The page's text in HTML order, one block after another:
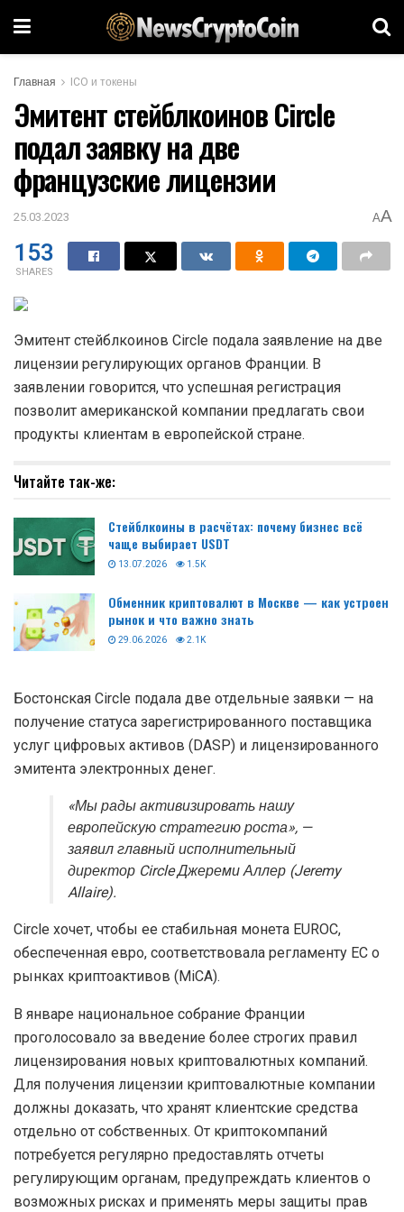
Главная ICO и токены
Эмитент стейблкоинов Circle
подал заявку на две
французские лицензии
25.03.2023 AA
153
SHARES
Эмитент стейблкоинов Circle подала заявление на две
лицензии регулирующих органов Франции. В
заявлении говорится, что успешная регистрация
позволит американской компании предлагать свои
продукты клиентам в европейской стране.
Читайте так-же:
Стейблкоины в расчётах: почему бизнес всё
чаще выбирает USDT
13.07.2026 1.5K
Обменник криптовалют в Москве — как устроен
рынок и что важно знать
29.06.2026 2.1K
Бостонская Circle подала две отдельные заявки — на
получение статуса зарегистрированного поставщика
услуг цифровых активов (DASP) и лицензированного
эмитента электронных денег.
«Мы рады активизировать нашу
европейскую стратегию роста», —
заявил главный исполнительный
директор Circle Джереми Аллер (Jeremy
Allaire).
Circle хочет, чтобы ее стабильная монета EUROC,
обеспеченная евро, соответствовала регламенту ЕС о
рынках криптоактивов (MiCA).
В январе национальное собрание Франции
проголосовало за введение более строгих правил
лицензирования новых криптовалютных компаний.
Для получения лицензии криптовалютные компании
должны доказать, что хранят клиентские средства
отдельно от собственных. От криптокомпаний
потребуется регулярно предоставлять отчеты
регулирующим органам, предупреждать клиентов о
возможных рисках и применять меры защиты прав